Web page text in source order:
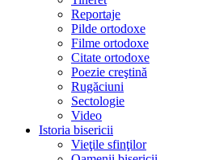
Reportaje
Pilde ortodoxe
Filme ortodoxe
Citate ortodoxe
Poezie creştină
Rugăciuni
Sectologie
Video
Istoria bisericii
Vieţile sfinţilor